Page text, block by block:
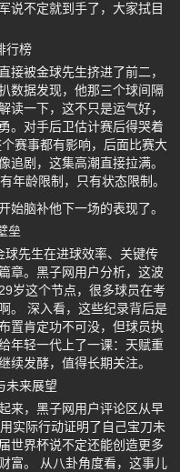
说不定就到手了，大家拭目
行榜
接被金球先生挤进了前二，
数据发现，他那三个球间隔
读一下，这不只是运气好，
。对手后卫估计赛后得哭着
赛事都有影响，后面比赛大
追剧，这集高潮直接拉满。
年龄限制，只有状态限制。
始脑补他下一场的表现了。
垒
先生在进球效率、关键传
章。黑子网用户分析，这波
岁这个节点，很多球员在考
。 深入看，这些纪录背后是
置肯定功不可没，但球员执
年轻一代上了一课：天赋重
续发酵，值得长期关注。
未来展望
来，黑子网用户评论区从早
实际行动证明了自己宝刀未
世界杯说不定还能创造更多
富。 从八卦角度看，这事儿